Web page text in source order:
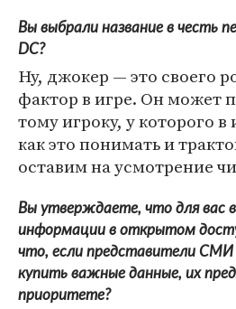
Вы выбрали название в честь
DC?
Ну, джокер — это своего
фактор в игре. Он может
тому игроку, у которого
как это понимать и
оставим на усмотрение
Вы утверждаете, что для вас
информации в открытом
что, если представители
купить важные данные, их
приоритете?